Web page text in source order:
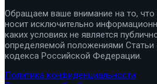
Обращаем ваше внимание на то, что
носит исключительно
каких условиях не является
определяемой положениями Статьи
кодекса Российской Федерации.
Политика конфиденциальности